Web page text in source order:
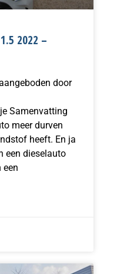
2022 –
door
Samenvatting
meer durven
heeft. En ja
een dieselauto
een